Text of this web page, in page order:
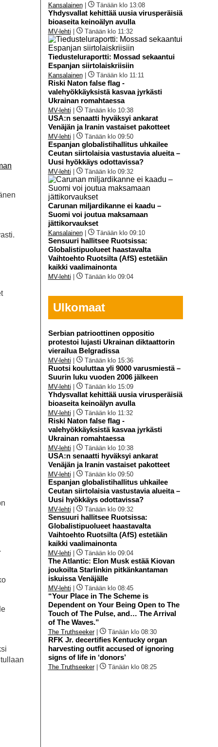
Kansalainen| Tänään klo 13:08
Yhdysvallat kehittää uusia virusperäisiä
bioaseita keinoälyn avulla
MV-lehti Tänään klo 11:32
Tiedusteluraportti: Mossad sekaantui
Espanjan siirtolaiskriisiin
Kansalainen| Tänään klo 11:11
Riski Naton false flag -
valehyökkäyksistä kasvaa jyrkästi
Ukrainan romahtaessa
MV-lehti Tänään klo 10:38
USA:n senaatti hyväksyi ankarat
Venäjän ja Iranin vastaiset pakotteet
MV-lehti Tänään klo 09:50
Espanjan globalistihallitus uhkailee
Ceutan siirtolaisia vastustavia alueita –
Uusi hyökkäys odottavissa?
MV-lehti Tänään klo 09:32
Carunan miljardikanne ei kaadu –
Suomi voi joutua maksamaan
jättikorvaukset
Kansalainen| Tänään klo 09:10
Sensuuri hallitsee Ruotsissa:
Globalistipuolueet haastavalta
Vaihtoehto Ruotsilta (AfS) estetään
kaikki vaalimainonta
MV-lehti Tänään klo 09:04
Ulkomaat
Serbian patrioottinen oppositio
protestoi lujasti Ukrainan diktaattorin
vierailua Belgradissa
MV-lehti Tänään klo 15:36
Ruotsi kouluttaa yli 9000 varusmiestä –
Suurin luku vuoden 2006 jälkeen
MV-lehti Tänään klo 15:09
Yhdysvallat kehittää uusia virusperäisiä
bioaseita keinoälyn avulla
MV-lehti Tänään klo 11:32
Riski Naton false flag -
valehyökkäyksistä kasvaa jyrkästi
Ukrainan romahtaessa
MV-lehti Tänään klo 10:38
USA:n senaatti hyväksyi ankarat
Venäjän ja Iranin vastaiset pakotteet
MV-lehti Tänään klo 09:50
Espanjan globalistihallitus uhkailee
Ceutan siirtolaisia vastustavia alueita –
Uusi hyökkäys odottavissa?
MV-lehti Tänään klo 09:32
Sensuuri hallitsee Ruotsissa:
Globalistipuolueet haastavalta
Vaihtoehto Ruotsilta (AfS) estetään
kaikki vaalimainonta
MV-lehti Tänään klo 09:04
The Atlantic: Elon Musk estää Kiovan
joukoilta Starlinkin pitkänkantaman
iskuissa Venäjälle
MV-lehti Tänään klo 08:45
“Your Place in The Scheme is
Dependent on Your Being Open to The
Touch of The Pulse, and… The Arrival
of The Waves.”
The Truthseeker| Tänään klo 08:30
RFK Jr. decertifies Kentucky organ
harvesting outfit accused of ignoring
signs of life in ‘donors’
The Truthseeker| Tänään klo 08:25